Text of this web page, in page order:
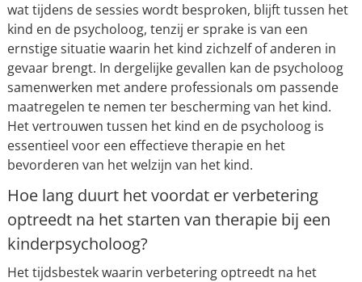
wat tijdens de sessies wordt besproken, blijft tussen het
kind en de psycholoog, tenzij er sprake is van een
ernstige situatie waarin het kind zichzelf of anderen in
gevaar brengt. In dergelijke gevallen kan de psycholoog
samenwerken met andere professionals om passende
maatregelen te nemen ter bescherming van het kind.
Het vertrouwen tussen het kind en de psycholoog is
essentieel voor een effectieve therapie en het
bevorderen van het welzijn van het kind.
Hoe lang duurt het voordat er verbetering
optreedt na het starten van therapie bij een
kinderpsycholoog?
Het tijdsbestek waarin verbetering optreedt na het